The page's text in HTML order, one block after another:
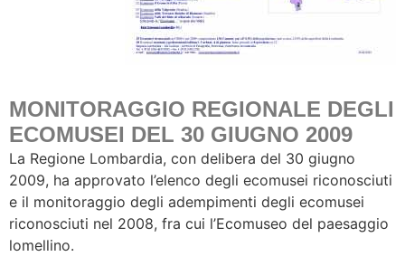
MONITORAGGIO REGIONALE DEGLI
ECOMUSEI DEL 30 GIUGNO 2009
La Regione Lombardia, con delibera del 30 giugno
2009, ha approvato l’elenco degli ecomusei riconosciuti
e il monitoraggio degli adempimenti degli ecomusei
riconosciuti nel 2008, fra cui l’Ecomuseo del paesaggio
lomellino.